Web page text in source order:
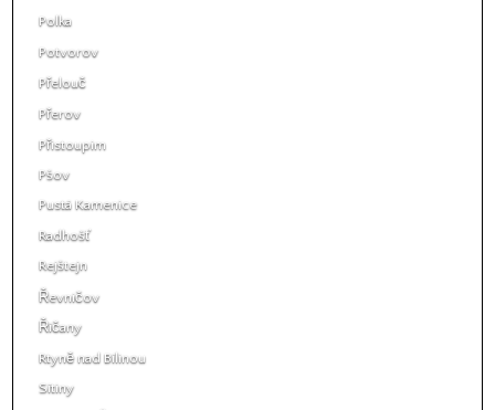
Polka
Potvorov
Přelouč
Přerov
Přistoupim
Pšov
Pustá Kamenice
Radhošť
Rejštejn
Řevničov
Říčany
Rtyně nad Bílinou
Sítiny